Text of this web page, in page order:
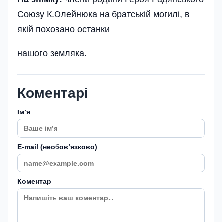
Союзу К.Олейнюка на братській могилі, в
якій поховано останки
нашого земляка.
Коментарі
Імʼя
E-mail (необовʼязково)
Коментар